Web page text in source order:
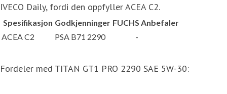
IVECO Daily, fordi den oppfyller ACEA C2.
Spesifikasjon Godkjenninger FUCHS Anbefaler
ACEA C2
PSA B71 2290 -
Fordeler med TITAN GT1 PRO 2290 SAE 5W-30: